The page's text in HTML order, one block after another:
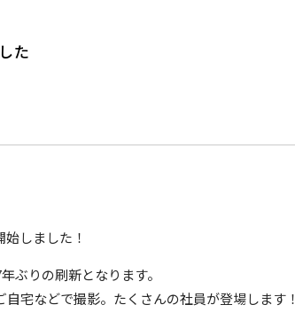
た
しました！
ぶりの刷新となります。
宅などで撮影。たくさんの社員が登場します！